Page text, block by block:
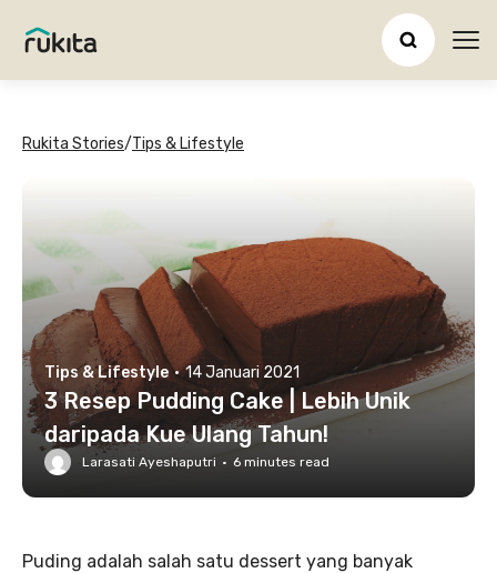
Rukita Stories/Tips & Lifestyle
Tips & Lifestyle · 14 Januari 2021
3 Resep Pudding Cake | Lebih Unik
daripada Kue Ulang Tahun!
Larasati Ayeshaputri · 6 minutes read
Puding adalah salah satu dessert yang banyak